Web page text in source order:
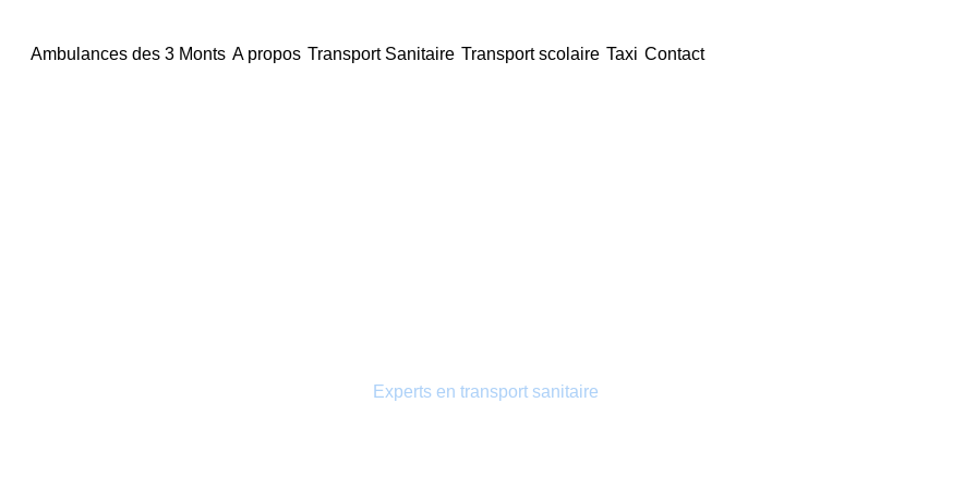
Ambulances des 3 Monts A propos Transport Sanitaire Transport scolaire Taxi Contact
Experts en transport sanitaire